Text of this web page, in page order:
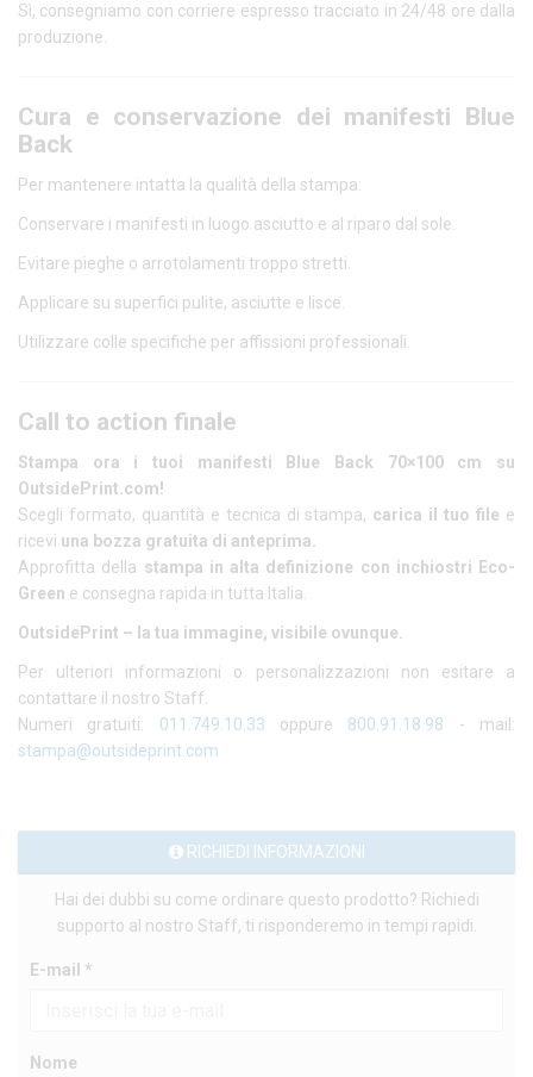
Sì, consegniamo con corriere espresso tracciato in 24/48 ore dalla
produzione.
Cura e conservazione dei manifesti Blue
Back
Per mantenere intatta la qualità della stampa:
Conservare i manifesti in luogo asciutto e al riparo dal sole.
Evitare pieghe o arrotolamenti troppo stretti.
Applicare su superfici pulite, asciutte e lisce.
Utilizzare colle specifiche per affissioni professionali.
Call to action finale
Stampa ora i tuoi manifesti Blue Back 70×100 cm su
OutsidePrint.com!
Scegli formato, quantità e tecnica di stampa, carica il tuo file e
ricevi una bozza gratuita di anteprima.
Approfitta della stampa in alta definizione con inchiostri Eco-
Green e consegna rapida in tutta Italia.
OutsidePrint – la tua immagine, visibile ovunque.
Per ulteriori informazioni o personalizzazioni non esitare a
contattare il nostro Staff.
Numeri gratuiti: 011.749.10.33 oppure 800.91.18.98 - mail:
stampa@outsideprint.com
RICHIEDI INFORMAZIONI
Hai dei dubbi su come ordinare questo prodotto? Richiedi
supporto al nostro Staff, ti risponderemo in tempi rapidi.
E-mail *
Nome